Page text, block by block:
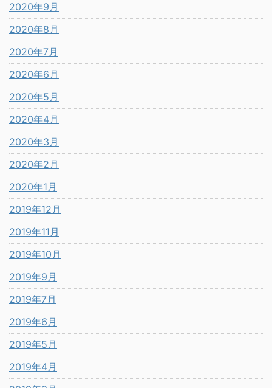
2020年9月
2020年8月
2020年7月
2020年6月
2020年5月
2020年4月
2020年3月
2020年2月
2020年1月
2019年12月
2019年11月
2019年10月
2019年9月
2019年7月
2019年6月
2019年5月
2019年4月